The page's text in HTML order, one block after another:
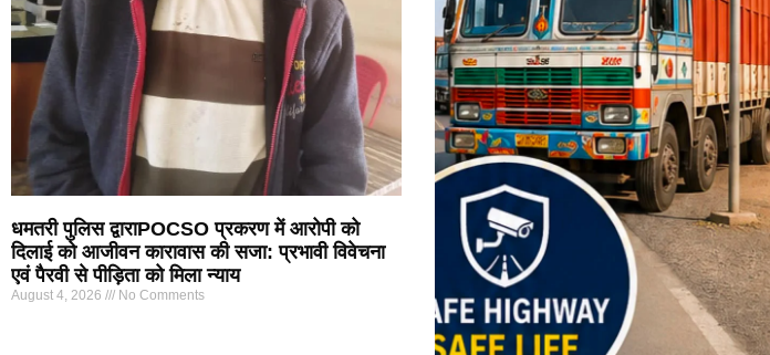
धमतरी पुलिस द्वाराPOCSO प्रकरण में आरोपी को
दिलाई को आजीवन कारावास की सजा: प्रभावी विवेचना
एवं पैरवी से पीड़िता को मिला न्याय
August 4, 2026 No Comments